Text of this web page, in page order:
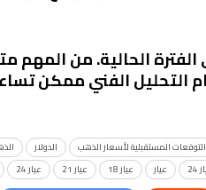
الحالية. من المهم
التحليل الفني ممكن
التوقعات المستقبلية لأسعار الذهب الدولار
عيار عيار 18 عيار 21 عيار 24